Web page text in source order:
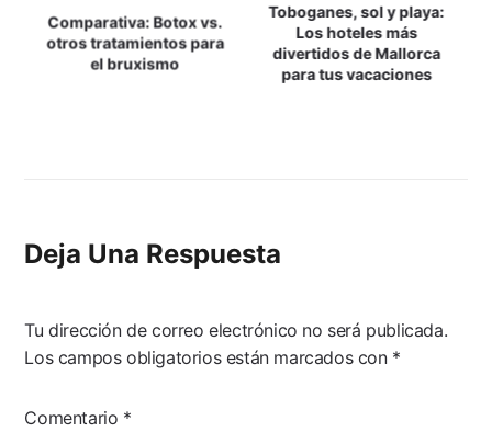
De
Entradas
Comparativa: Botox vs.
otros tratamientos para
el bruxismo
Toboganes, sol y playa:
Los hoteles más
divertidos de Mallorca
para tus vacaciones
Deja Una Respuesta
Tu dirección de correo electrónico no será publicada.
Los campos obligatorios están marcados con *
Comentario *